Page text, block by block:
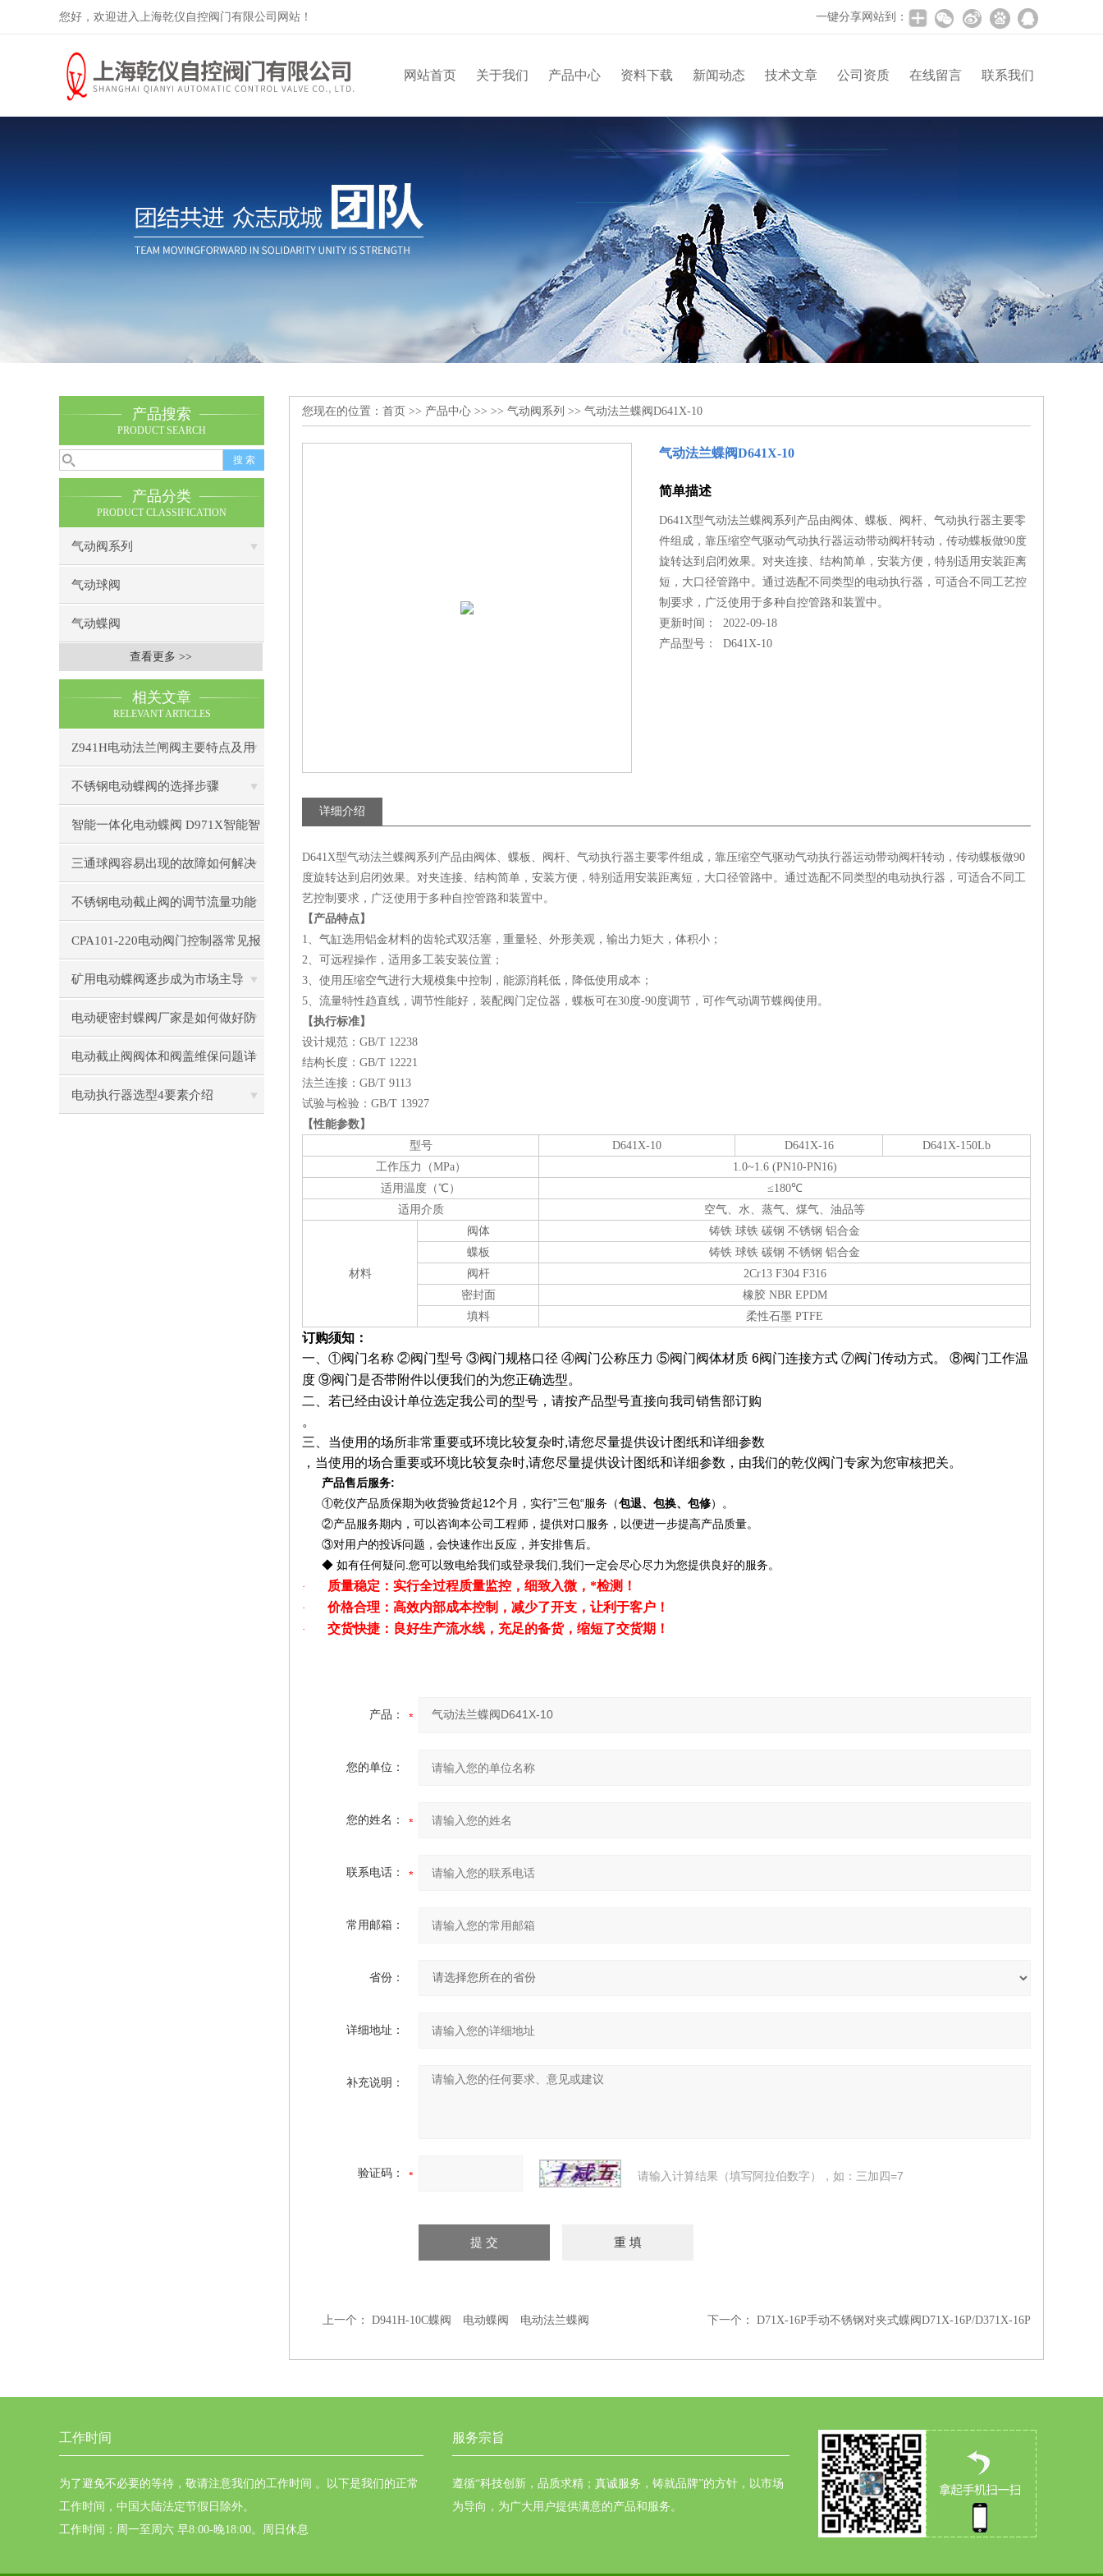
您好，欢迎进入上海乾仪自控阀门有限公司网站！ 一键分享网站到：
网站首页 关于我们 产品中心 资料下载 新闻动态 技术文章 公司资质 在线留言 联系我们
产品搜索
PRODUCT SEARCH
产品分类
PRODUCT CLASSIFICATION
气动阀系列
气动球阀
气动蝶阀
查看更多 >>
相关文章
RELEVANT ARTICLES
Z941H电动法兰闸阀主要特点及用
途解析
不锈钢电动蝶阀的选择步骤
智能一体化电动蝶阀 D971X智能智
能调节型电动蝶阀
三通球阀容易出现的故障如何解决
不锈钢电动截止阀的调节流量功能
解析
CPA101-220电动阀门控制器常见报
错代码解析：E01-E10故障处理
矿用电动蝶阀逐步成为市场主导
电动硬密封蝶阀厂家是如何做好防
腐的
电动截止阀阀体和阀盖维保问题详
细介绍
电动执行器选型4要素介绍
您现在的位置： 首页 >> 产品中心 >> >> 气动阀系列 >> 气动法兰蝶阀D641X-10
气动法兰蝶阀D641X-10
简单描述
D641X型气动法兰蝶阀系列产品由阀体、蝶板、阀杆、气动执行器主要零
件组成，靠压缩空气驱动气动执行器运动带动阀杆转动，传动蝶板做90度
旋转达到启闭效果。对夹连接、结构简单，安装方便，特别适用安装距离
短，大口径管路中。通过选配不同类型的电动执行器，可适合不同工艺控
制要求，广泛使用于多种自控管路和装置中。
更新时间： 2022-09-18
产品型号：D641X-10
详细介绍
D641X型气动法兰蝶阀系列产品由阀体、蝶板、阀杆、气动执行器主要零件组成，靠压缩空气驱动气动执行器运动带动阀杆转动，传动蝶板做90
度旋转达到启闭效果。对夹连接、结构简单，安装方便，特别适用安装距离短，大口径管路中。通过选配不同类型的电动执行器，可适合不同工
艺控制要求，广泛使用于多种自控管路和装置中。
【产品特点】
1、气缸选用铝金材料的齿轮式双活塞，重量轻、外形美观，输出力矩大，体积小；
2、可远程操作，适用多工装安装位置；
3、使用压缩空气进行大规模集中控制，能源消耗低，降低使用成本；
5、流量特性趋直线，调节性能好，装配阀门定位器，蝶板可在30度-90度调节，可作气动调节蝶阀使用。
【执行标准】
设计规范：GB/T 12238
结构长度：GB/T 12221
法兰连接：GB/T 9113
试验与检验：GB/T 13927
【性能参数】
型号
D641X-10 D641X-16
D641X-150Lb
工作压力（MPa）
1.0~1.6 (PN10-PN16)
适用温度（℃）
≤180℃
适用介质
空气、水、蒸气、煤气、油品等
材料
阀体
铸铁 球铁 碳钢 不锈钢 铝合金
蝶板
铸铁 球铁 碳钢 不锈钢 铝合金
阀杆
2Cr13 F304 F316
密封面
橡胶 NBR EPDM
填料
柔性石墨 PTFE
订购须知：
一、 ①阀门名称 ②阀门型号 ③阀门规格口径 ④阀门公称压力 ⑤阀门阀体材质 6阀门连接方式 ⑦阀门传动方式。 ⑧阀门工作温
度 ⑨阀门是否带附件以便我们的为您正确选型。
二、若已经由设计单位选定我公司的型号，请按产品型号直接向我司销售部订购
。
三、当使用的场所非常重要或环境比较复杂时,请您尽量提供设计图纸和详细参数
，当使用的场合重要或环境比较复杂时,请您尽量提供设计图纸和详细参数，由我们的乾仪阀门专家为您审核把关。
产品售后服务:
①乾仪产品质保期为收货验货起12个月，实行”三包“服务（包退、包换、包修）。
②产品服务期内，可以咨询本公司工程师，提供对口服务，以便进一步提高产品质量。
③对用户的投诉问题，会快速作出反应，并安排售后。
◆ 如有任何疑问 您可以致电给我们或登录我们 我们一定会尽心尽力为您提供良好的服务。
·
质量稳定：实行全过程质量监控，细致入微，*检测！
· 价格合理：高效内部成本控制，减少了开支，让利于客户！
· 交货快捷：良好生产流水线，充足的备货，缩短了交货期！
产品：
您的单位：
您的姓名：
联系电话：
常用邮箱：
省份：
详细地址：
补充说明：
验证码： 请输入计算结果（填写阿拉伯数字），如：三加四=7
上一个： D941H-10C蝶阀 电动蝶阀 电动法兰蝶阀 下一个： D71X-16P手动不锈钢对夹式蝶阀D71X-16P/D371X-16P
工作时间
为了避免不必要的等待，敬请注意我们的工作时间 。以下是我们的正常
工作时间，中国大陆法定节假日除外。
工作时间：周一至周六 早8:00-晚18:00。周日休息
服务宗旨
遵循“科技创新，品质求精；真诚服务，铸就品牌”的方针，以市场
为导向，为广大用户提供满意的产品和服务。